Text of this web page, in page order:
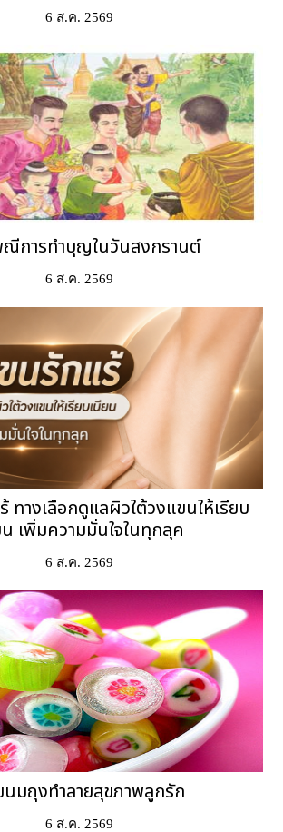
6 ส.ค. 2569
ณีการทำบุญในวันสงกรานต์
6 ส.ค. 2569
ทางเลือกดูแลผิวใต้วงแขนให้เรียบ
เพิ่มความมั่นใจในทุกลุค
6 ส.ค. 2569
มถุงทำลายสุขภาพลูกรัก
6 ส.ค. 2569